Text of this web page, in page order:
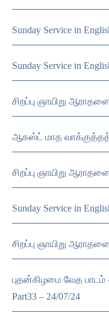
Sunday Service in
Sunday Service in
சிறப்பு ஞாயிறு
ஆகஸ்ட் மாத
சிறப்பு ஞாயிறு
Sunday Service in
சிறப்பு ஞாயிறு
புதன்கிழமை வேத பாடம்
Part33 – 24/07/24